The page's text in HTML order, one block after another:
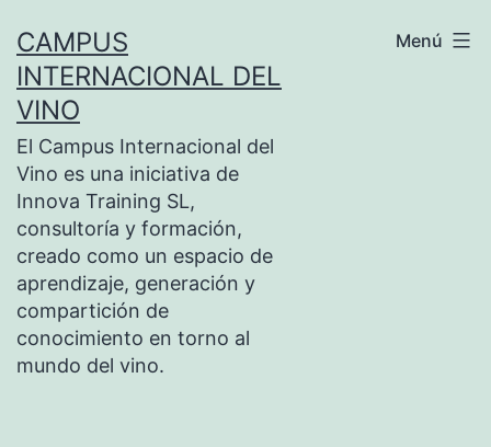
contenido
CAMPUS
INTERNACIONAL DEL
VINO
El Campus Internacional del
Vino es una iniciativa de
Innova Training SL,
consultoría y formación,
creado como un espacio de
aprendizaje, generación y
compartición de
conocimiento en torno al
mundo del vino.
Menú